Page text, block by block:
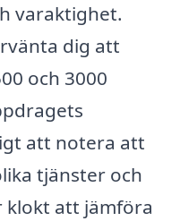
varaktighet.
dig att
och 3000
att notera att
tjänster och
klokt att jämföra